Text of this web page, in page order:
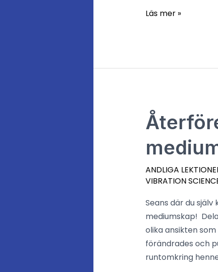
Läs mer »
ANDLIGA
VIBRATION
Seans där du
mediumskap!
olika ansikten
förändrades och
runtomkring
Återföreningar
via
fysiskt
mediumskap
är
ren
kärlek